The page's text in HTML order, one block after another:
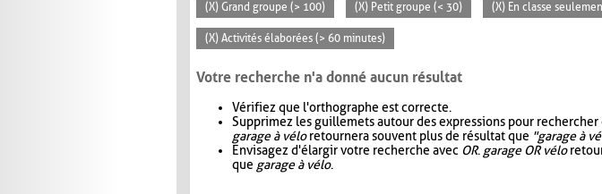
(X) Grand groupe (> 100) (X) Petit groupe (< 30) (X) En classe
(X) Activités élaborées (> 60 minutes)
Votre recherche n'a donné aucun résultat
Vérifiez que l'orthographe est correcte.
Supprimez les guillemets autour des expressions pour
garage à véloretournera souvent plus de résultat que "garage à
Envisagez d'élargir votre recherche avec OR. garage OR vélo
que garage à vélo.